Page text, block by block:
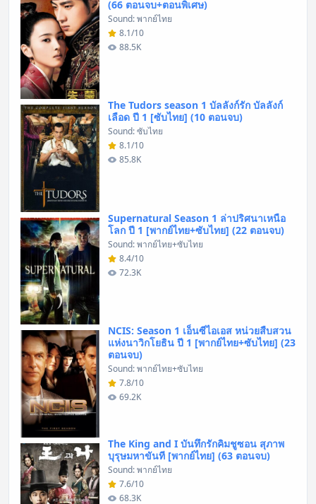
(66 ตอนจบ+ตอนพิเศษ)
Sound: พากย์ไทย
8.1/10
88.5K
The Tudors season 1 บัลลังก์รัก บัลลังก์
เลือด ปี 1 [ซับไทย] (10 ตอนจบ)
Sound: ซับไทย
8.1/10
85.8K
Supernatural Season 1 ล่าปริศนาเหนือ
โลก ปี 1 [พากย์ไทย+ซับไทย] (22 ตอนจบ)
Sound: พากย์ไทย+ซับไทย
8.4/10
72.3K
NCIS: Season 1 เอ็นซีไอเอส หน่วยสืบสวน
แห่งนาวิกโยธิน ปี 1 [พากย์ไทย+ซับไทย] (23
ตอนจบ)
Sound: พากย์ไทย+ซับไทย
7.8/10
69.2K
The King and I บันทึกรักคิมชูซอน สุภาพ
บุรุษมหาขันที [พากย์ไทย] (63 ตอนจบ)
Sound: พากย์ไทย
7.6/10
68.3K